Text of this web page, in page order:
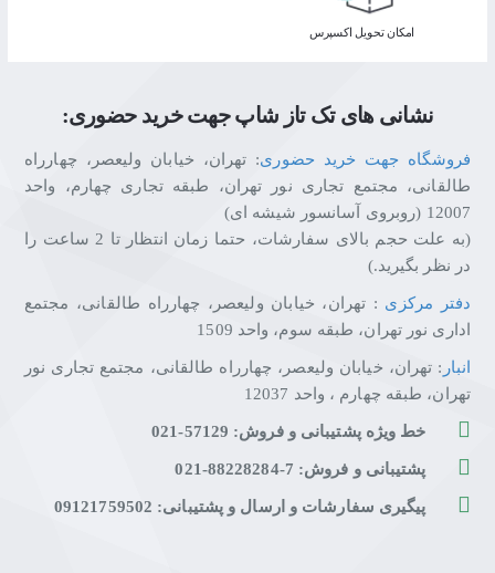
اﻣﮑﺎن ﺗﺤﻮﯾﻞ اﮐﺴﭙﺮس
نشانی های تک تاز شاپ جهت خرید حضوری:
فروشگاه جهت خرید حضوری: تهران، خیابان ولیعصر، چهارراه
طالقانی، مجتمع تجاری نور تهران، طبقه تجاری چهارم، واحد
12007 (روبروی آسانسور شیشه ای)
(به علت حجم بالای سفارشات، حتما زمان انتظار تا 2 ساعت را
در نظر بگیرید.)
دفتر مرکزی : تهران، خیابان ولیعصر، چهارراه طالقانی، مجتمع
اداری نور تهران، طبقه سوم، واحد 1509
انبار : تهران، خیابان ولیعصر، چهارراه طالقانی، مجتمع تجاری نور
تهران، طبقه چهارم ، واحد 12037
خط ویژه پشتیبانی و فروش: 57129-021
پشتیبانی و فروش: 7-88228284-021
پیگیری سفارشات و ارسال و پشتیبانی: 09121759502